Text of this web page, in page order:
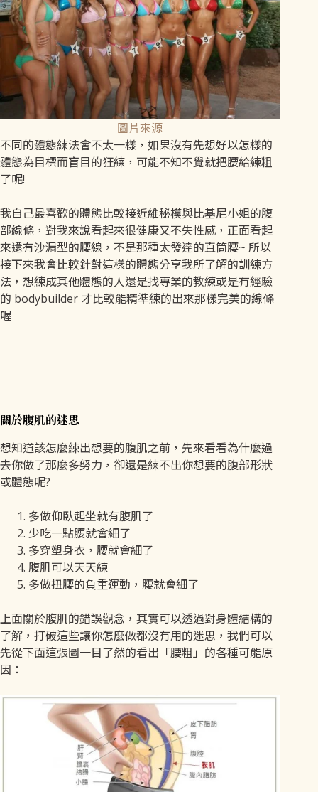
圖片來源
不同的體態練法會不太一樣，如果沒有先想好以怎樣的
體態為目標而盲目的狂練，可能不知不覺就把腰給練粗
了呢!
我自己最喜歡的體態比較接近維秘模與比基尼小姐的腹
部線條，對我來說看起來很健康又不失性感，正面看起
來還有沙漏型的腰線，不是那種太發達的直筒腰~ 所以
接下來我會比較針對這樣的體態分享我所了解的訓練方
法，想練成其他體態的人還是找專業的教練或是有經驗
的 bodybuilder 才比較能精準練的出來那樣完美的線條
喔
關於腹肌的迷思
想知道該怎麼練出想要的腹肌之前，先來看看為什麼過
去你做了那麼多努力，卻還是練不出你想要的腹部形狀
或體態呢?
多做仰臥起坐就有腹肌了
少吃一點腰就會細了
多穿塑身衣，腰就會細了
腹肌可以天天練
多做扭腰的負重運動，腰就會細了
上面關於腹肌的錯誤觀念，其實可以透過對身體結構的
了解，打破這些讓你怎麼做都沒有用的迷思，我們可以
先從下面這張圖一目了然的看出「腰粗」的各種可能原
因：